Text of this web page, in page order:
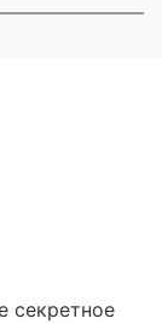
секретное